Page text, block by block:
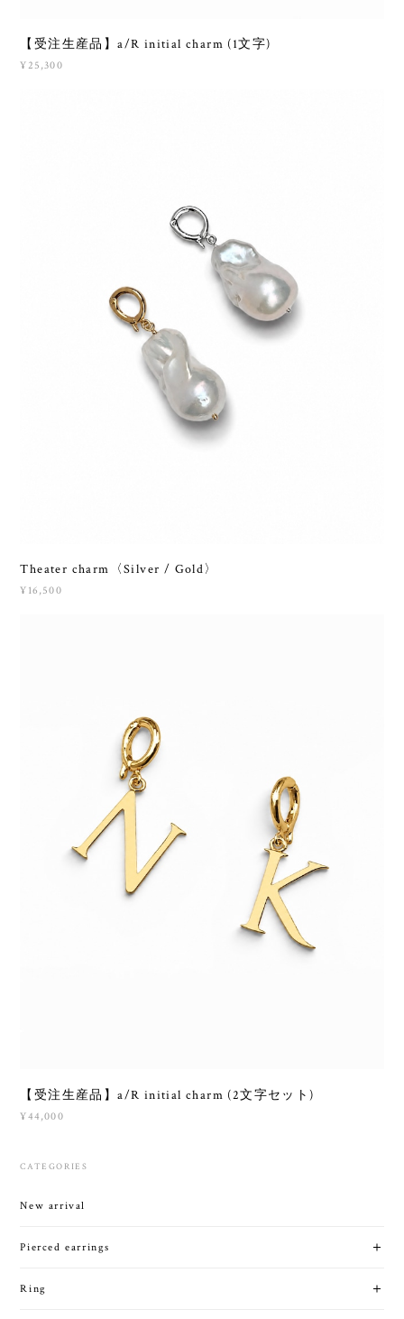
【受注生産品】a/R initial charm (1文字)
¥25,300
Theater charm〈Silver / Gold〉
¥16,500
【受注生産品】a/R initial charm (2文字セット)
¥44,000
CATEGORIES
New arrival
Pierced earrings
Ring